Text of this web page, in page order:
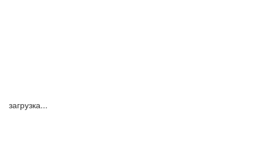
загрузка...